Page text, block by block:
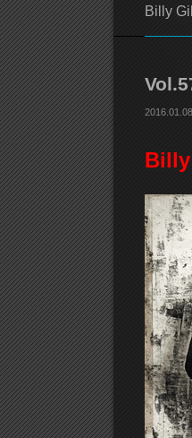
Billy
2016.01.08